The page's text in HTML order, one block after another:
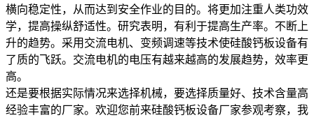
横向稳定性，从而达到安全作业的目的。将更加注重人类功效
学，提高操纵舒适性。研究表明，有利于提高生产率。不断上
升的趋势。采用交流电机、变频调速等技术使硅酸钙板设备有
了质的飞跃。交流电机的电压有越来越高的发展趋势，效率更
高。
还是要根据实际情况来选择机械，要选择质量好、技术含量高
经验丰富的厂家。欢迎您前来硅酸钙板设备厂家参观考察，我